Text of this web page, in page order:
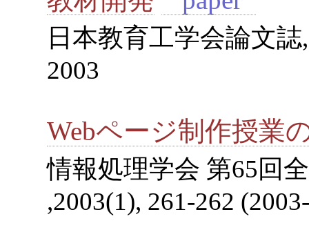
日本教育工学会論文誌
2003
Webページ制作授業
情報処理学会 第65回
,2003(1), 261-262